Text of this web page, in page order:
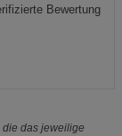
Bewertung
das jeweilige